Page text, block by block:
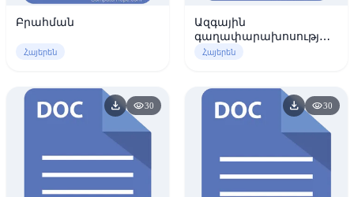
Բրահման
Հայերեն
Ազգային
գաղափարախոսության
խնդիրների շուրջ
Հայերեն
download visibility30 download visibility30